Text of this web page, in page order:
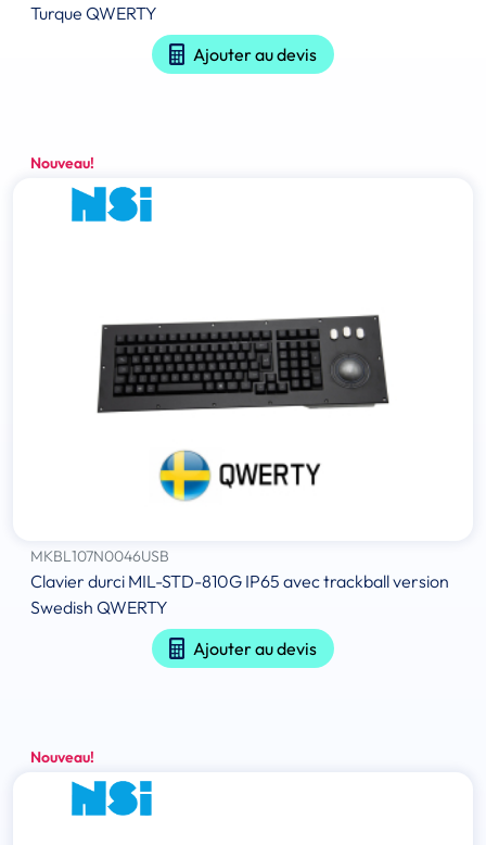
Turque QWERTY
Ajouter au devis
Nouveau!
MKBL107N0046USB
Clavier durci MIL-STD-810G IP65 avec trackball version
Swedish QWERTY
Ajouter au devis
Nouveau!